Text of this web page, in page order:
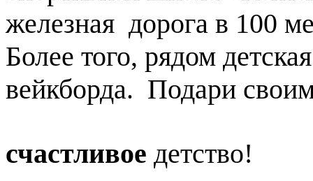
железная дорога в 100
Более того, рядом
вейкборда. Подари
счастливое детство!